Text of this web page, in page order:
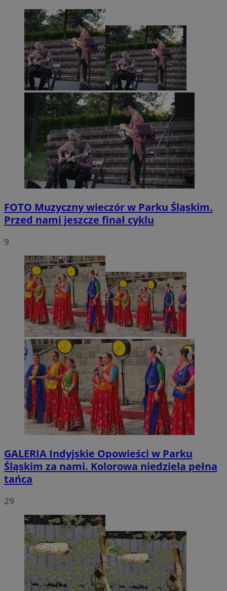
FOTO Muzyczny wieczór w Parku Śląskim.
Przed nami jeszcze finał cyklu
9
GALERIA Indyjskie Opowieści w Parku
Śląskim za nami. Kolorowa niedziela pełna
tańca
29